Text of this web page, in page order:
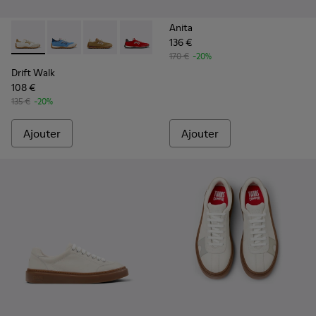
Drift Walk - K201886-001 - Baskets multicolores en textile
Drift Walk - K201886-008
Drift Walk - K201886-006
Drift Walk - K201886-004
Drift Walk - K201886-003
Drift Walk
108 €
135 € -20%
Ajouter
Anita
136 €
170 € -20%
Ajouter